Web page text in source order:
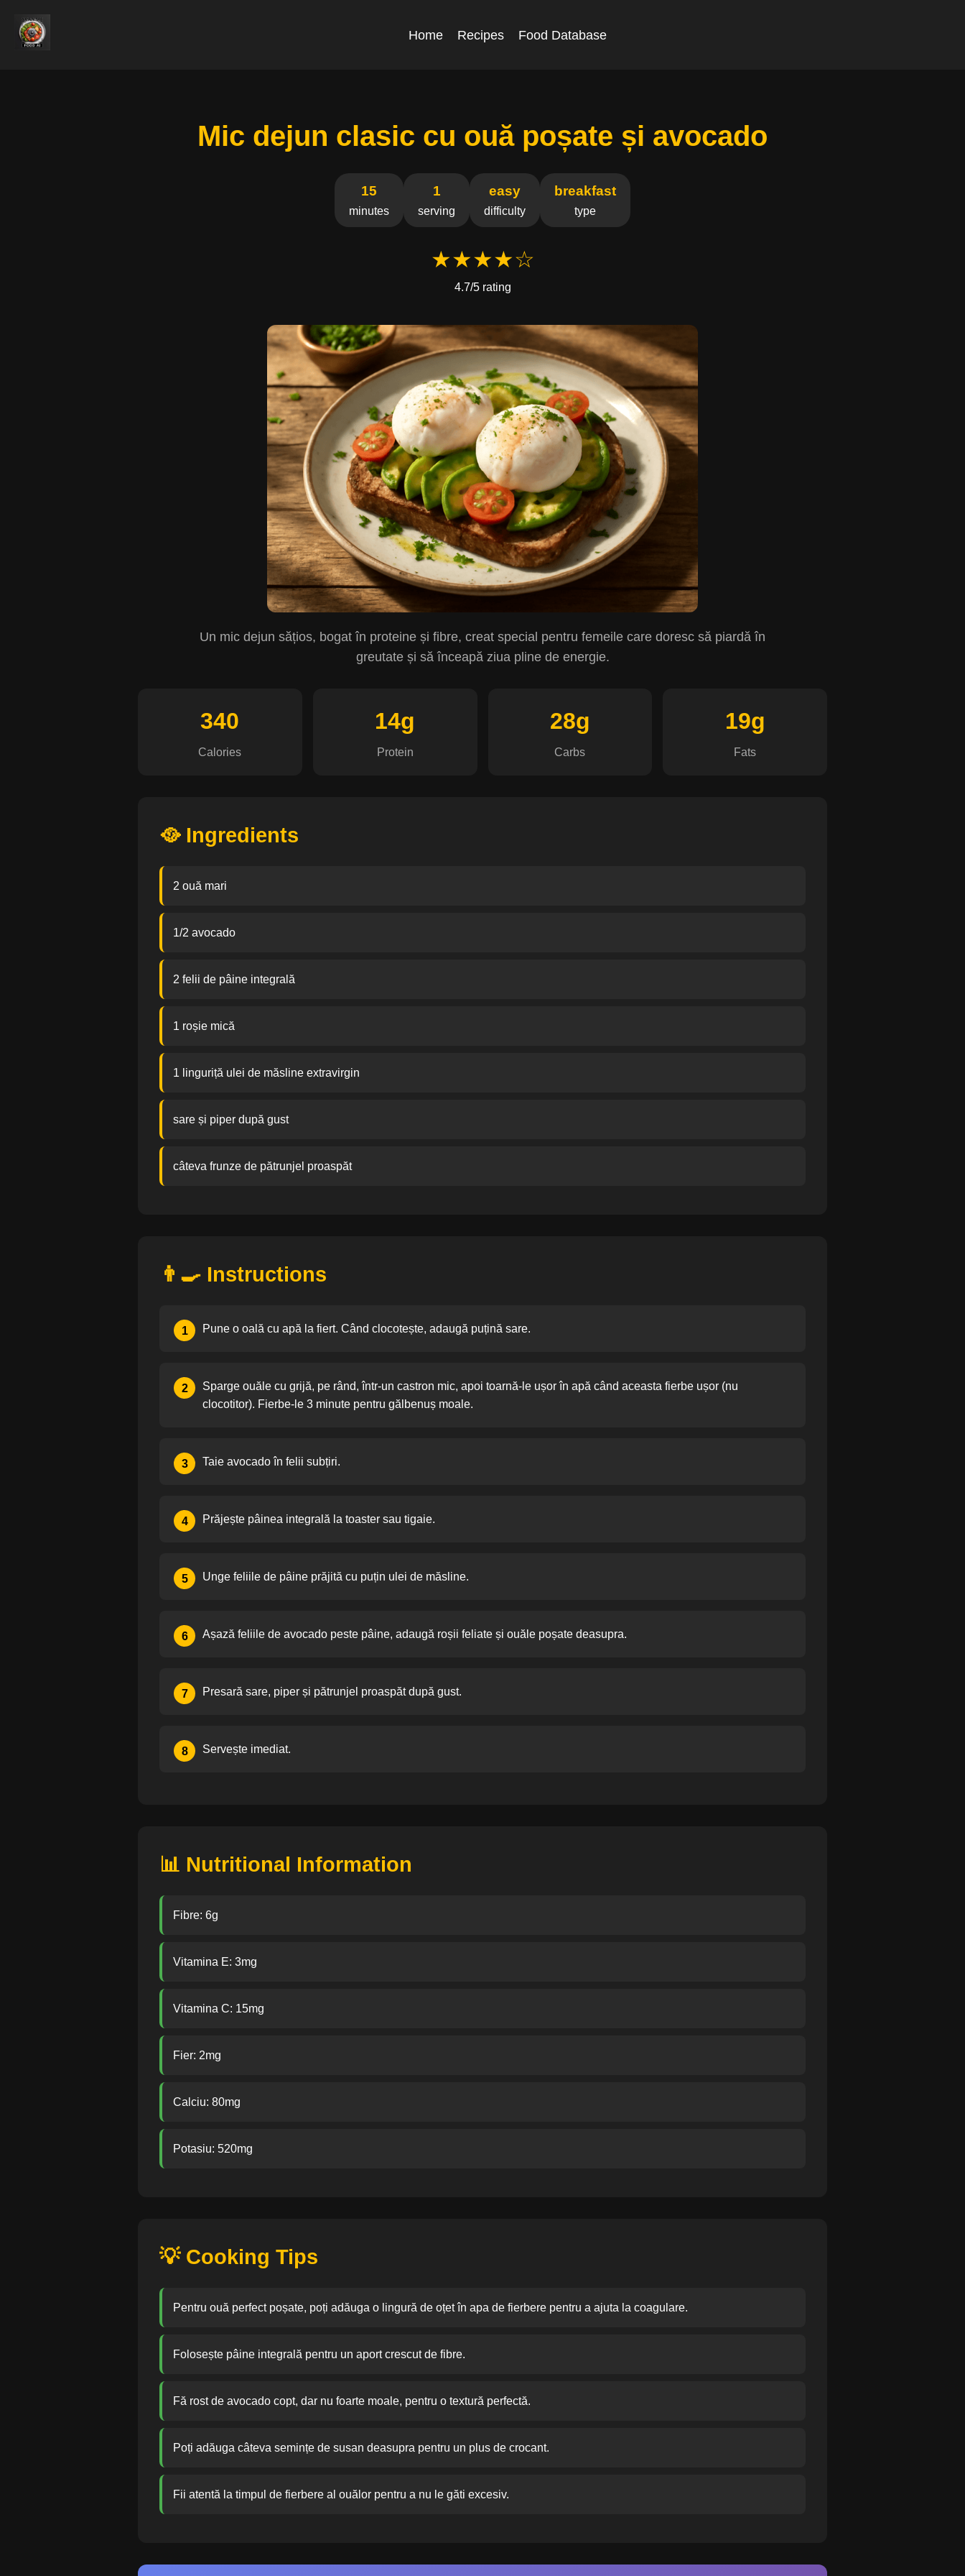
Home Recipes Food Database
Mic dejun clasic cu ouă poșate și avocado
15
minutes
1
serving
easy
difficulty
breakfast
type
★★★★☆
4.7/5 rating
Un mic dejun sățios, bogat în proteine și fibre, creat special pentru femeile care doresc să piardă în
greutate și să înceapă ziua pline de energie.
340
Calories
14g
Protein
28g
Carbs
19g
Fats
🥘 Ingredients
2 ouă mari
1/2 avocado
2 felii de pâine integrală
1 roșie mică
1 linguriță ulei de măsline extravirgin
sare și piper după gust
câteva frunze de pătrunjel proaspăt
👨‍🍳 Instructions
1 Pune o oală cu apă la fiert. Când clocotește, adaugă puțină sare.
2
Sparge ouăle cu grijă, pe rând, într-un castron mic, apoi toarnă-le ușor în apă când aceasta fierbe ușor (nu
clocotitor). Fierbe-le 3 minute pentru gălbenuș moale.
3 Taie avocado în felii subțiri.
4 Prăjește pâinea integrală la toaster sau tigaie.
5 Unge feliile de pâine prăjită cu puțin ulei de măsline.
6 Așază feliile de avocado peste pâine, adaugă roșii feliate și ouăle poșate deasupra.
7 Presară sare, piper și pătrunjel proaspăt după gust.
8 Servește imediat.
📊 Nutritional Information
Fibre: 6g
Vitamina E: 3mg
Vitamina C: 15mg
Fier: 2mg
Calciu: 80mg
Potasiu: 520mg
💡 Cooking Tips
Pentru ouă perfect poșate, poți adăuga o lingură de oțet în apa de fierbere pentru a ajuta la coagulare.
Folosește pâine integrală pentru un aport crescut de fibre.
Fă rost de avocado copt, dar nu foarte moale, pentru o textură perfectă.
Poți adăuga câteva semințe de susan deasupra pentru un plus de crocant.
Fii atentă la timpul de fierbere al ouălor pentru a nu le găti excesiv.